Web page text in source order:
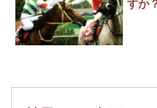
すか